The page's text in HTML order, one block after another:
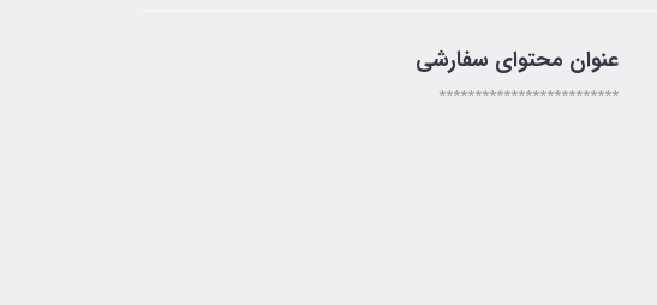
عنوان محتوای سفارشی
*************************